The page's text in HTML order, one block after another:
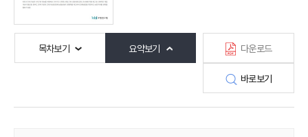
목차보기 요약보기 다운로드
바로보기